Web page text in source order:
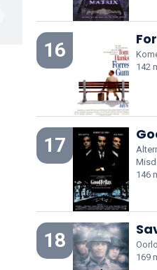
16
142
17
146
18
169